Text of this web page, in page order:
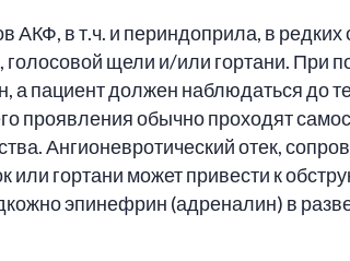
АКФ, в т.ч. и периндоприла, в
голосовой щели и/или гортани.
пациент должен наблюдаться до
проявления обычно проходят
Ангионевротический отек,
или гортани может привести к
эпинефрин (адреналин) в